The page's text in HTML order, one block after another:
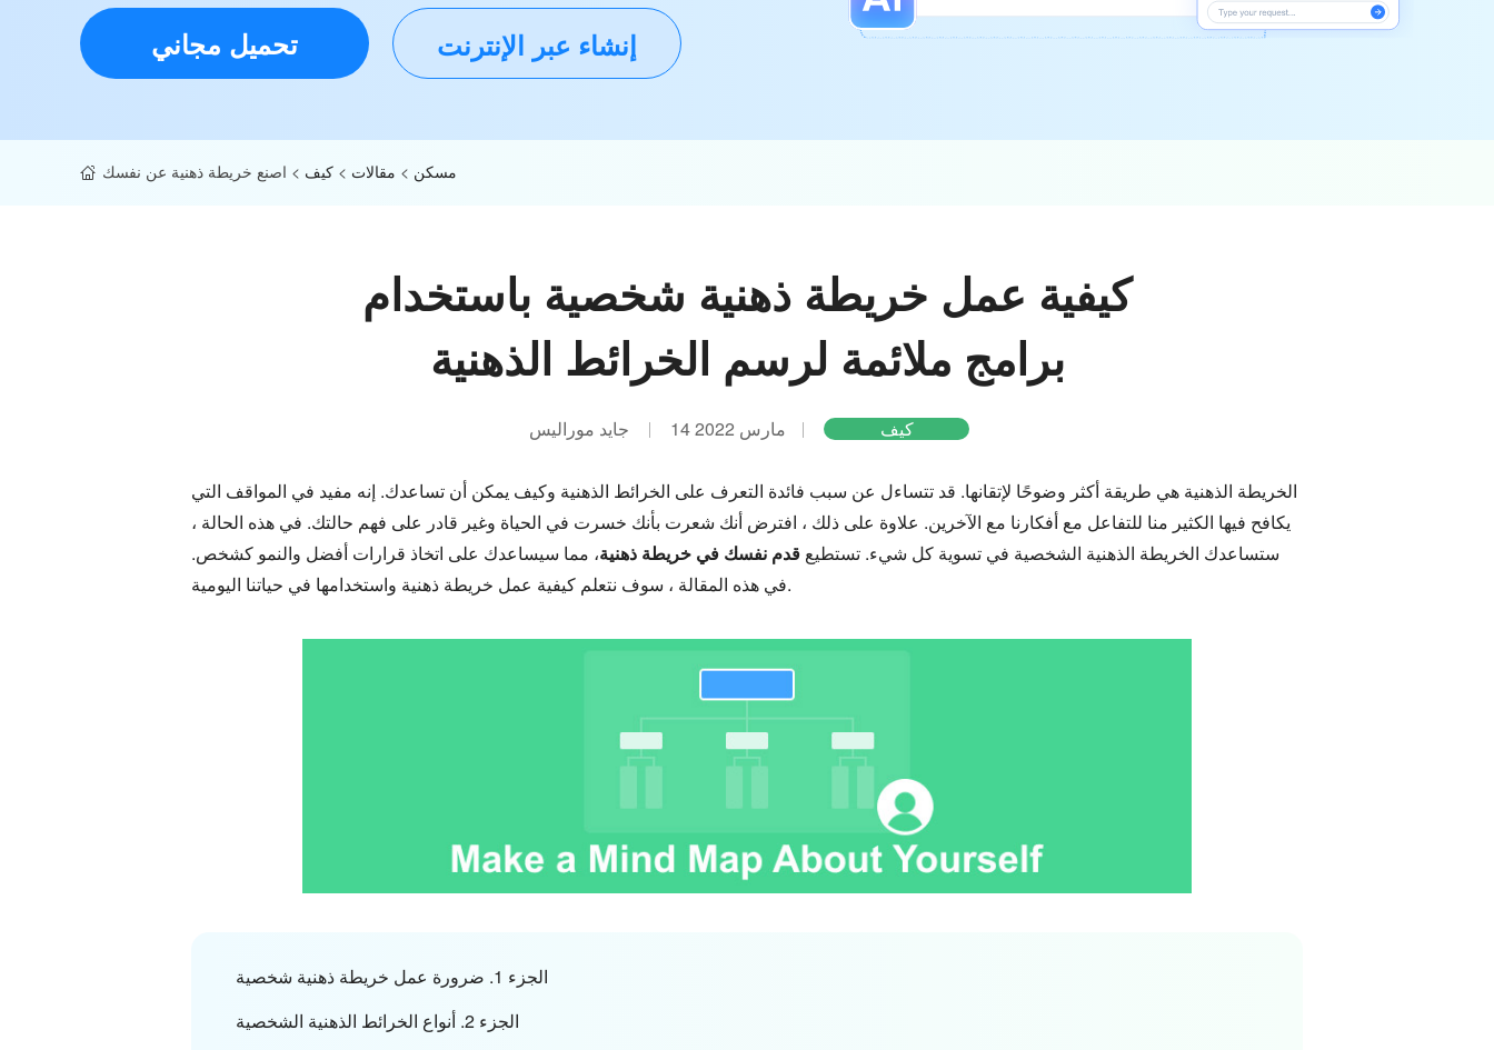
تحميل مجاني إنشاء عبر الإنترنت
مسكن > مقالات > كيف > اصنع خريطة ذهنية عن نفسك
كيفية عمل خريطة ذهنية شخصية باستخدام
برامج ملائمة لرسم الخرائط الذهنية
جايد موراليس 14 مارس 2022 كيف
الخريطة الذهنية هي طريقة أكثر وضوحًا لإتقانها. قد تتساءل عن سبب فائدة التعرف على الخرائط الذهنية وكيف يمكن أن تساعدك. إنه مفيد في المواقف التي
يكافح فيها الكثير منا للتفاعل مع أفكارنا مع الآخرين. علاوة على ذلك ، افترض أنك شعرت بأنك خسرت في الحياة وغير قادر على فهم حالتك. في هذه الحالة ،
ستساعدك الخريطة الذهنية الشخصية في تسوية كل شيء. تستطيع قدم نفسك في خريطة ذهنية، مما سيساعدك على اتخاذ قرارات أفضل والنمو كشخص.
في هذه المقالة ، سوف نتعلم كيفية عمل خريطة ذهنية واستخدامها في حياتنا اليومية.
الجزء 1. ضرورة عمل خريطة ذهنية شخصية
الجزء 2. أنواع الخرائط الذهنية الشخصية